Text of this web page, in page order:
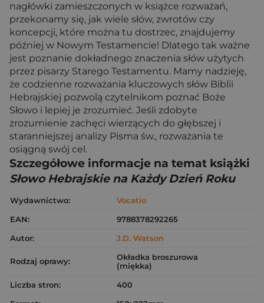
nagłówki zamieszczonych w książce rozważań,
przekonamy się, jak wiele słów, zwrotów czy
koncepcji, które można tu dostrzec, znajdujemy
później w Nowym Testamencie! Dlatego tak ważne
jest poznanie dokładnego znaczenia słów użytych
przez pisarzy Starego Testamentu. Mamy nadzieję,
że codzienne rozważania kluczowych słów Biblii
Hebrajskiej pozwolą czytelnikom poznać Boże
Słowo i lepiej je zrozumieć. Jeśli zdobyte
zrozumienie zachęci wierzących do głębszej i
staranniejszej analizy Pisma św., rozważania te
osiągną swój cel.
Szczegółowe informacje na temat książki
Słowo Hebrajskie na Każdy Dzień Roku
Wydawnictwo:
Vocatio
EAN:
9788378292265
Autor:
J.D. Watson
Rodzaj oprawy:
Okładka broszurowa
(miękka)
Liczba stron:
400